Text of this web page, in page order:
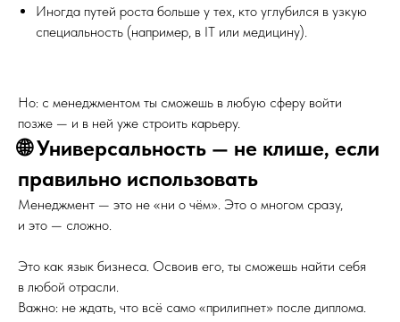
Иногда путей роста больше у тех, кто углубился в узкую
специальность (например, в IT или медицину).
Но: с менеджментом ты сможешь в любую сферу войти
позже — и в ней уже строить карьеру.
🌐 Универсальность — не клише, если
правильно использовать
Менеджмент — это не «ни о чём». Это о многом сразу,
и это — сложно.
Это как язык бизнеса. Освоив его, ты сможешь найти себя
в любой отрасли.
Важно: не ждать, что всё само «прилипнет» после диплома.